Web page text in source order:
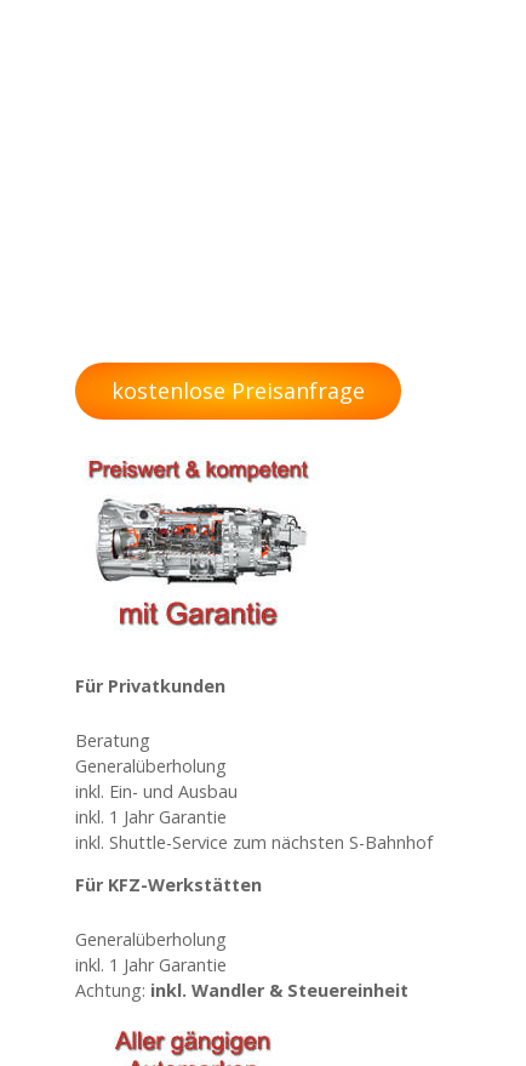
kostenlose Preisanfrage
Für Privatkunden
Beratung
Generalüberholung
inkl. Ein- und Ausbau
inkl. 1 Jahr Garantie
inkl. Shuttle-Service zum nächsten S-Bahnhof
Für KFZ-Werkstätten
Generalüberholung
inkl. 1 Jahr Garantie
Achtung: inkl. Wandler & Steuereinheit